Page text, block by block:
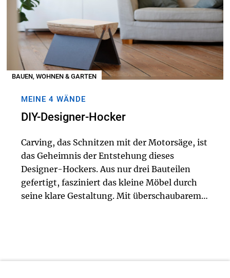
BAUEN, WOHNEN & GARTEN
MEINE 4 WÄNDE
DIY-Designer-Hocker
Carving, das Schnitzen mit der Motorsäge, ist
das Geheimnis der Entstehung dieses
Designer-Hockers. Aus nur drei Bauteilen
gefertigt, fasziniert das kleine Möbel durch
seine klare Gestaltung. Mit überschaubarem